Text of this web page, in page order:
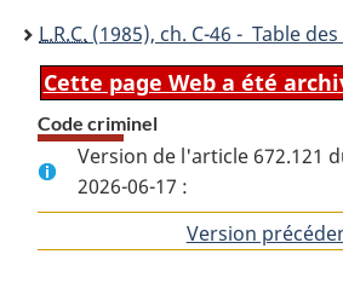
L.R.C. (1985), ch. C-46 - Table
Cette page Web a été
Code criminel
Version de l'article 672.121
2026-06-17 :
Version